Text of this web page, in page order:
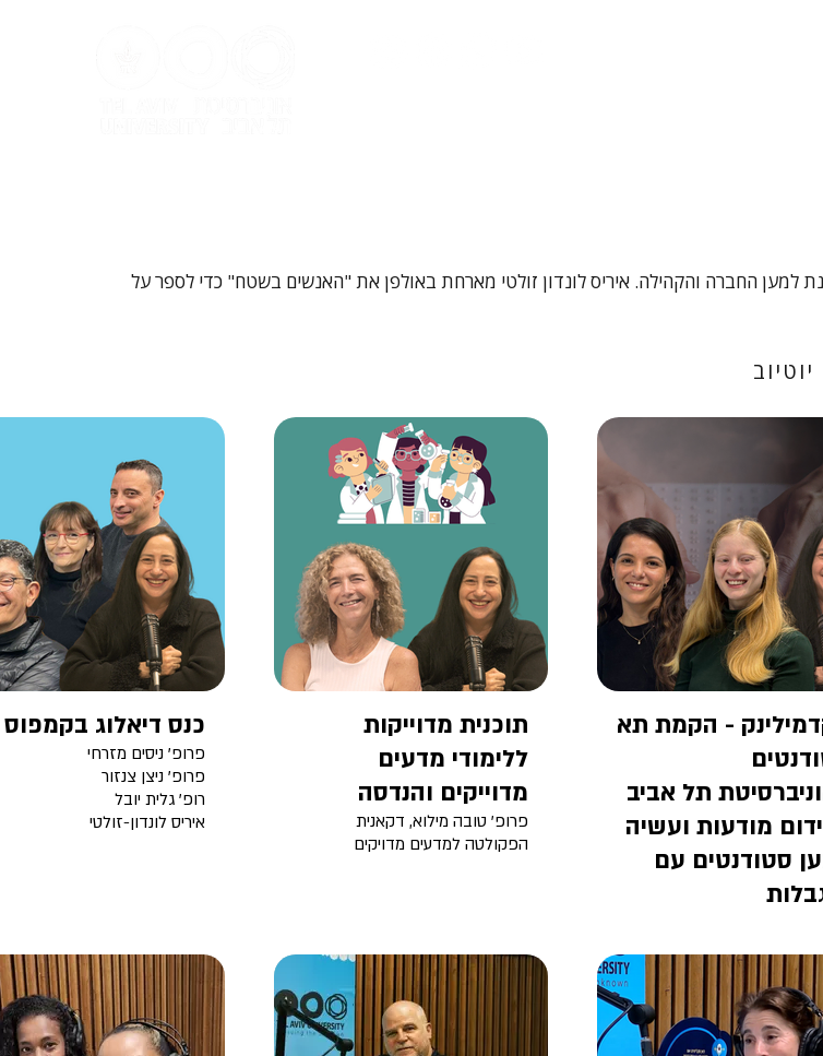
למען החברה והקהילה. איריס לונדון זולטי מארחת באולפן את "האנשים בשטח" כדי לספר על
יוטיוב
- הקמת תא
תל אביב
מודעות ועשיה
סטודנטים עם
שקולניק, סטודנטית לתואר
להיסטוריה של עם ישראל
ת”א
תוכנית מדוייקות
ללימודי מדעים
מדוייקים והנדסה
פרופ' טובה מילוא, דקאנית
הפקולטה למדעים מדויקים
כנס דיאלוג בקמפוס
פרופ' ניסים מזרחי
פרופ' ניצן צנזור
רופ' גלית יובל
איריס לונדון-זולטי